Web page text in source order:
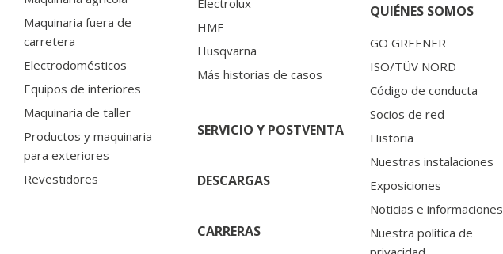
Maquinaria fuera de
carretera
Electrodomésticos
Equipos de interiores
Maquinaria de taller
Productos y maquinaria
para exteriores
Revestidores
Electrolux
HMF
Husqvarna
Más historias de casos
SERVICIO Y POSTVENTA
DESCARGAS
CARRERAS
QUIÉNES SOMOS
GO GREENER
ISO/TÜV NORD
Código de conducta
Socios de red
Historia
Nuestras instalaciones
Exposiciones
Noticias e informaciones
Nuestra política de